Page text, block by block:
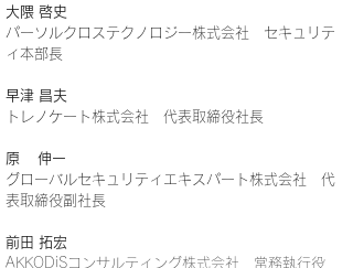
大隈 啓史
パーソルクロステクノロジー株式会社 セキュリテ
ィ本部長
早津 昌夫
トレノケート株式会社 代表取締役社長
原 伸一
グローバルセキュリティエキスパート株式会社 代
表取締役副社長
前田 拓宏
AKKODiSコンサルティング株式会社 常務執行役